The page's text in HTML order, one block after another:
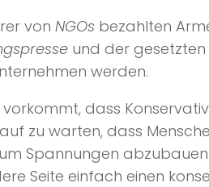
von NGOs bezahlten
und der
werden.
dass
zu warten, dass
Spannungen
Seite einfach einen